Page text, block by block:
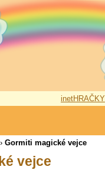
inetHRAČKY
› Gormiti magické vejce
vejce